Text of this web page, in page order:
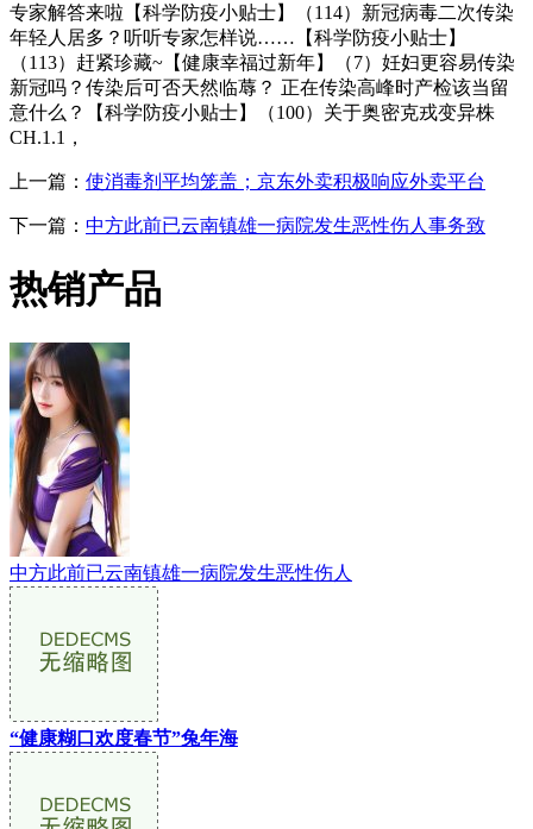
专家解答来啦【科学防疫小贴士】（114）新冠病毒二次传染
年轻人居多？听听专家怎样说……【科学防疫小贴士】
（113）赶紧珍藏~【健康幸福过新年】（7）妊妇更容易传染
新冠吗？传染后可否天然临蓐？ 正在传染高峰时产检该当留
意什么？【科学防疫小贴士】（100）关于奥密克戎变异株
CH.1.1，
上一篇： 使消毒剂平均笼盖；京东外卖积极响应外卖平台
下一篇： 中方此前已云南镇雄一病院发生恶性伤人事务致
热销产品
中方此前已云南镇雄一病院发生恶性伤人
“健康糊口欢度春节”兔年海